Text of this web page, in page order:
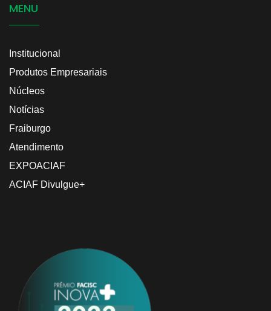
MENU
Institucional
Produtos Empresariais
Núcleos
Notícias
Fraiburgo
Atendimento
EXPOACIAF
ACIAF Divulgue+